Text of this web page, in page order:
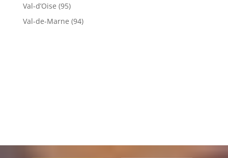
Val-d’Oise (95)
Val-de-Marne (94)